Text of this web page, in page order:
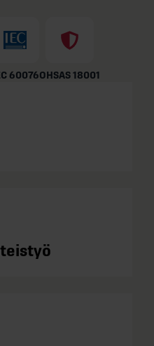
60076OHSAS 18001